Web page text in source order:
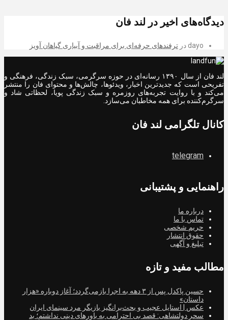
دیدگاه‌های اخیر در لند فان
dayo در ترفندهای حرفه‌ای برای مراقبت و آبیاری گیاهان آویز
لند فان از سال ۱۳۹۰ رسانه‌ای در حوزه سرگرمی، سبک زندگی، فرهنگی و
تفریحی است که جدیدترین اخبار، ویدئوها، چالش‌ها و محتوای فان را منتشر
می‌کند و با روایت تجربه‌های روزمره و سبک زندگی پویا، لحظاتی شاد و
سرگرم‌کننده برای همه مخاطبان می‌سازد.
کانال تلگرامی لند فان
telegram
راهنمایی و پشتیبانی
درباره ما
تماس با ما
حریم شخصی
حقوق انتشار
تبلیغ و آگهی
مطالب مفید و تازه
حسین پاکدل پس از ۳ دهه به اجرا بازمی‌گردد؛ آغاز دوباره «هزار
داستان»
عکس | استایل عجیب و بحث‌برانگیز بازیگر مرد سینمای ایران
سحر دولتشاهی: قصد بی احترامی به باورهای دینی نداشتم؛ بد